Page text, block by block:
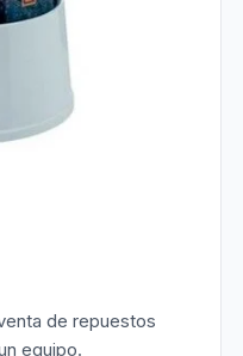
de repuestos
equipo.